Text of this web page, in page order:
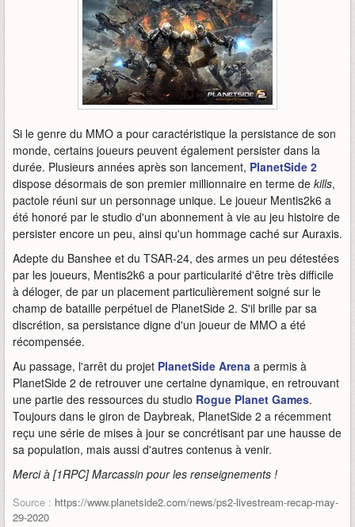
Si le genre du MMO a pour caractéristique la persistance de son
monde, certains joueurs peuvent également persister dans la
durée. Plusieurs années après son lancement, PlanetSide 2
dispose désormais de son premier millionnaire en terme de kills,
pactole réuni sur un personnage unique. Le joueur Mentis2k6 a
été honoré par le studio d'un abonnement à vie au jeu histoire de
persister encore un peu, ainsi qu'un hommage caché sur Auraxis.
Adepte du Banshee et du TSAR-24, des armes un peu détestées
par les joueurs, Mentis2k6 a pour particularité d'être très difficile
à déloger, de par un placement particulièrement soigné sur le
champ de bataille perpétuel de PlanetSide 2. S'il brille par sa
discrétion, sa persistance digne d'un joueur de MMO a été
récompensée.
Au passage, l'arrêt du projet PlanetSide Arena a permis à
PlanetSide 2 de retrouver une certaine dynamique, en retrouvant
une partie des ressources du studio Rogue Planet Games.
Toujours dans le giron de Daybreak, PlanetSide 2 a récemment
reçu une série de mises à jour se concrétisant par une hausse de
sa population, mais aussi d'autres contenus à venir.
Merci à [1RPC] Marcassin pour les renseignements !
Source : https://www.planetside2.com/news/ps2-livestream-recap-may-
29-2020